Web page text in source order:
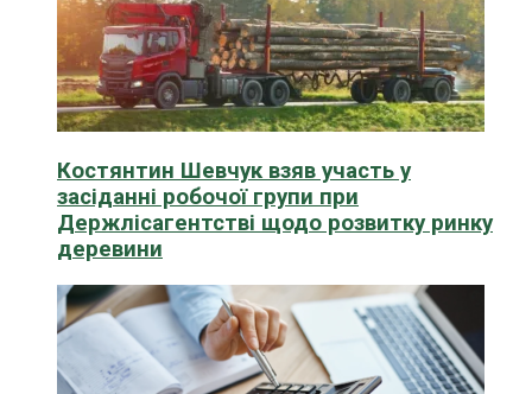
Костянтин Шевчук взяв участь у
засіданні робочої групи при
Держлісагентстві щодо розвитку ринку
деревини